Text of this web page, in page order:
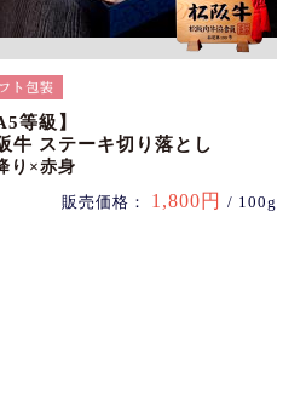
等級】
牛 ステーキ切り落とし
り×赤身
販売価格： 1,800円 / 100g